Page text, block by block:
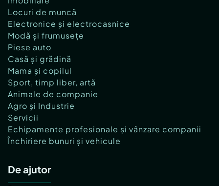
Locuri de muncă
Electronice și electrocasnice
Modă și frumusețe
Piese auto
Casă și grădină
Mama și copilul
Sport, timp liber, artă
Animale de companie
Agro și Industrie
Servicii
Echipamente profesionale și vânzare companii
Închiriere bunuri și vehicule
De ajutor